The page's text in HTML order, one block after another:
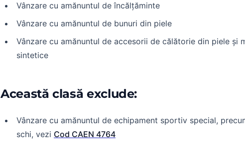
Vânzare cu amănuntul de încălțăminte
Vânzare cu amănuntul de bunuri din piele
Vânzare cu amănuntul de accesorii de călătorie din piele și
sintetice
Această clasă exclude:
Vânzare cu amănuntul de echipament sportiv special,
schi, vezi Cod CAEN 4764